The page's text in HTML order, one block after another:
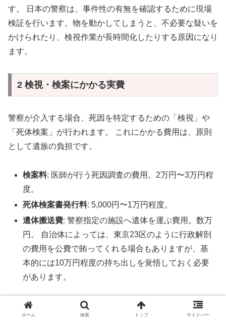
す。 日本の警察は、事件性の有無を確認するために現場
検証を行います。物を動かしてしまうと、不必要な疑いを
かけられたり、検視作業が長時間化したりする原因になり
ます。
2 検視・検案にかかる実費
警察が介入する場合、死因を特定するための「検視」や
「死体検案」が行われます。 これにかかる費用は、原則
として遺族の負担です。
検案料: 医師が行う死因調査の費用。2万円〜3万円程
度。
死体検案書発行料: 5,000円〜1万円程度。
遺体搬送費: 警察指定の施設へ遺体を運ぶ費用。数万
円。 自治体によっては、東京23区のように行政解剖
の費用を公費で賄ってくれる場合もありますが、基
本的には10万円程度の持ち出しを覚悟しておく必要
があります。
3 特殊清掃と原状回復の責任
ホーム 検索 トップ サイドバー